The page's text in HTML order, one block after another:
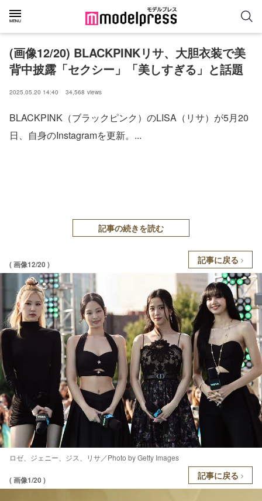
(画像12/20) BLACKPINKリサ、大胆衣装で美
背中披露「セクシー」「美しすぎる」と話題
2025.05.20 14:40 34,568 views
BLACKPINK（ブラックピンク）のLISA（リサ）が5月20
日、自身のInstagramを更新。...
記事の続きを読む
( 画像12/20 ) 記事に戻る
ロゼ、ジェニー、ジス、リサ／Photo by Getty Images
( 画像1/20 ) 記事に戻る